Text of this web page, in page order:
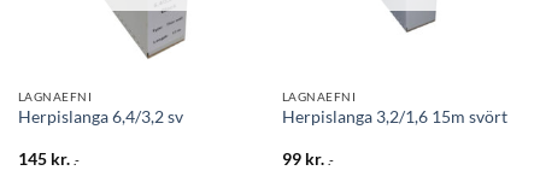
LAGNAEFNI
Herpislanga 6,4/3,2 sv
145 kr. .-
LAGNAEFNI
Herpislanga 3,2/1,6 15m svört
99 kr. .-